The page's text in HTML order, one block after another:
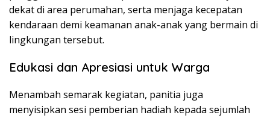
dekat di area perumahan, serta menjaga kecepatan
kendaraan demi keamanan anak-anak yang bermain di
lingkungan tersebut.
Edukasi dan Apresiasi untuk Warga
Menambah semarak kegiatan, panitia juga
menyisipkan sesi pemberian hadiah kepada sejumlah